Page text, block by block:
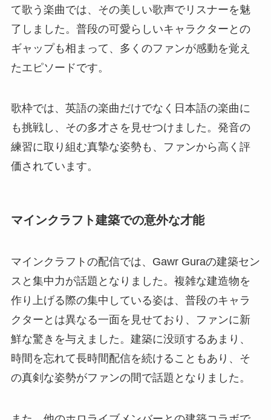
て歌う楽曲では、その美しい歌声でリスナーを魅
了しました。普段の可愛らしいキャラクターとの
ギャップも相まって、多くのファンが感動を覚え
たエピソードです。
歌枠では、英語の楽曲だけでなく日本語の楽曲に
も挑戦し、その多才さを見せつけました。発音の
練習に取り組む真摯な姿勢も、ファンから高く評
価されています。
マインクラフト建築での意外な才能
マインクラフトの配信では、Gawr Guraの建築セン
スと集中力が話題となりました。複雑な建造物を
作り上げる際の集中している姿は、普段のキャラ
クターとは異なる一面を見せており、ファンに新
鮮な驚きを与えました。建築に没頭するあまり、
時間を忘れて長時間配信を続けることもあり、そ
の真剣な姿勢がファンの間で話題となりました。